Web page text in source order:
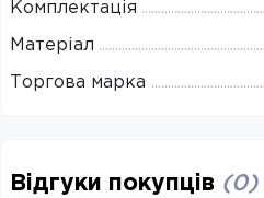
Комплектація
Матеріал
Торгова марка
Відгуки покупців (0)